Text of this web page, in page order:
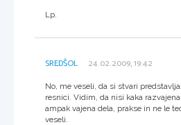
Lp.
SREDŠOL 24.02.2009, 19:42
No, me veseli, da si stvari
resnici. Vidim, da nisi kaka
ampak vajena dela, prakse in ne le
veseli.